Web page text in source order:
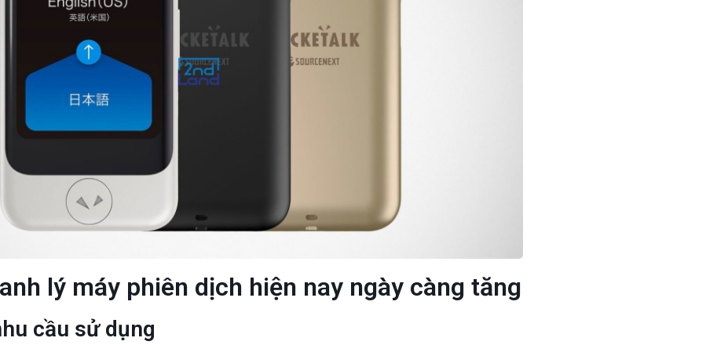
lý máy phiên dịch hiện nay ngày càng tăng
cầu sử dụng